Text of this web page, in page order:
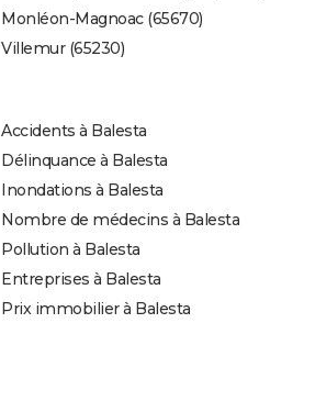
Monléon-Magnoac (65670)
Villemur (65230)
Accidents à Balesta
Délinquance à Balesta
Inondations à Balesta
Nombre de médecins à Balesta
Pollution à Balesta
Entreprises à Balesta
Prix immobilier à Balesta